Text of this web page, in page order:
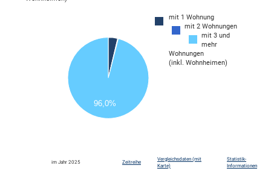
mit 1 Wohnung
mit 2 Wohnungen
mit 3 und
mehr
Wohnungen
(inkl. Wohnheimen)
96,0%
im Jahr 2025 Zeitreihe
Vergleichsdaten (mit
Karte)
Statistik-
Informationen